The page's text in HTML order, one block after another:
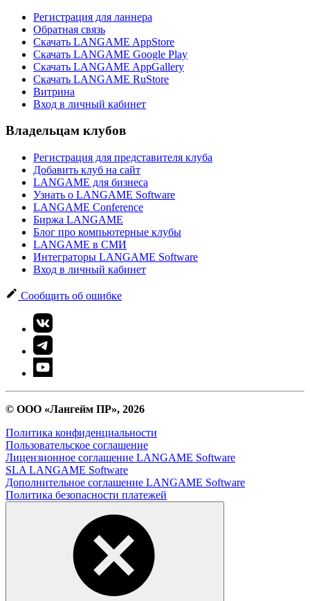
Регистрация для ланнера
Обратная связь
Скачать LANGAME AppStore
Скачать LANGAME Google Play
Скачать LANGAME AppGallery
Скачать LANGAME RuStore
Витрина
Вход в личный кабинет
Владельцам клубов
Регистрация для представителя клуба
Добавить клуб на сайт
LANGAME для бизнеса
Узнать о LANGAME Software
LANGAME Conference
Биржа LANGAME
Блог про компьютерные клубы
LANGAME в СМИ
Интеграторы LANGAME Software
Вход в личный кабинет
Сообщить об ошибке
© ООО «Лангейм ПР», 2026
Политика конфиденциальности
Пользовательское соглашение
Лицензионное соглашение LANGAME Software
SLA LANGAME Software
Дополнительное соглашение LANGAME Software
Политика безопасности платежей